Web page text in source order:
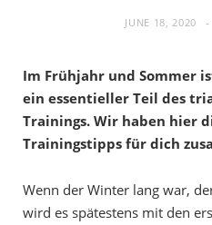
JUNE 18, 2020
Im Frühjahr und Sommer
ein essentieller Teil des
Trainings. Wir haben hier
Trainingstipps für dich
Wenn der Winter lang war,
wird es spätestens mit den